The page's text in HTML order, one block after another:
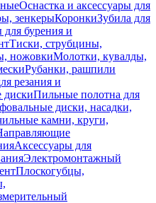
Оснастка и аксессуары для
зенкерыКоронкиЗубила для
для бурения и
Тиски, струбцины,
ножовкиМолотки, кувалды,
Рубанки, рашпили
резания и
дискиПильные полотна для
диски, насадки,
камни, круги,
Аксессуары для
Электромонтажный
Плоскогубцы,